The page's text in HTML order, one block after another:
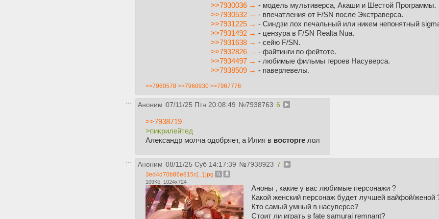
>>7930036 → - модель мультиверса, Акаши и Шестой Программы.
>>7930532 → - впечатления от F/SN после Экстраверса.
>>7931225 → - Синдзи лох печальный или никем непонятный
>>7931492 → - цензура в F/SN Realta Nua.
>>7931638 → - сейю F/SN.
>>7932826 → - файтинги по фейтоте.
>>7934497 → - любимые фильмы героев Насуверса.
>>7938509 → - паверлевелы.
>>7960578 >>7960930 >>7967776
Аноним 07/11/25 Птн 20:08:49 №7938763 6
>>7938719
>пикрилейтед
Александр молча одобряет, а Илия в восторге лол
Аноним 08/11/25 Суб 14:17:39 №7938923 7
3ed4d70b86e815c[...].jpg
109Кб, 1024x724
Аноны , какие у вас любимые персонажи ?
Какой женский персонаж будет лучшей вайфой/женой
Кто самый умный в насуверсе?
Стоит ли играть в fate samurai remnant?